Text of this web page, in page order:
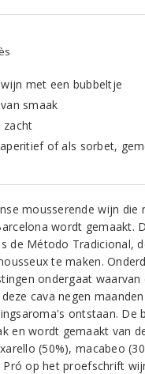
met een bubbeltje
smaak
zacht
of als sorbet,
mousserende wijn die
wordt gemaakt.
de Método Tradicional,
te maken.
ondergaat waarvan
cava negen
ontstaan. De
en wordt gemaakt van
(50%), macabeo
Pró op het proefschrift